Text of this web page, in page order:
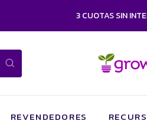
3 CUOTAS SIN INTERÉS
REVENDEDORES